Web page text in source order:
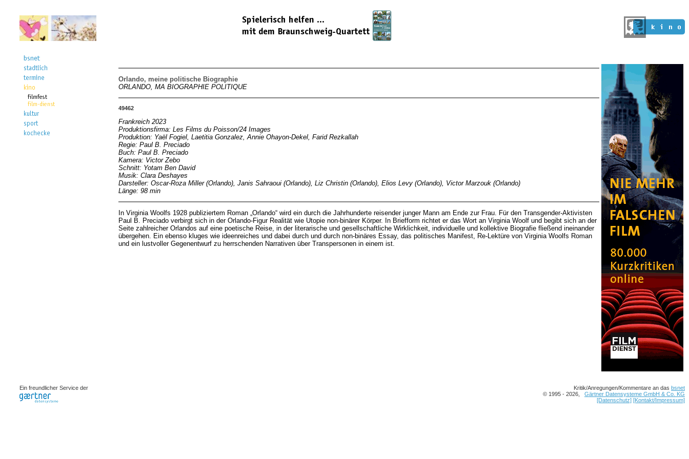
Orlando, meine politische Biographie
ORLANDO, MA BIOGRAPHIE POLITIQUE
49462
Frankreich 2023
Produktionsfirma: Les Films du Poisson/24 Images
Produktion: Yaël Fogiel, Laetitia Gonzalez, Annie Ohayon-Dekel, Farid Rezkallah
Regie: Paul B. Preciado
Buch: Paul B. Preciado
Kamera: Victor Zebo
Schnitt: Yotam Ben David
Musik: Clara Deshayes
Darsteller: Oscar-Roza Miller (Orlando), Janis Sahraoui (Orlando), Liz Christin (Orlando), Elios Levy (Orlando), Victor Marzouk (Orlando)
Länge: 98 min
In Virginia Woolfs 1928 publiziertem Roman „Orlando“ wird ein durch die Jahrhunderte reisender junger Mann am Ende zur Frau. Für den Transgender-Aktivisten
Paul B. Preciado verbirgt sich in der Orlando-Figur Realität wie Utopie non-binärer Körper. In Briefform richtet er das Wort an Virginia Woolf und begibt sich an der
Seite zahlreicher Orlandos auf eine poetische Reise, in der literarische und gesellschaftliche Wirklichkeit, individuelle und kollektive Biografie fließend ineinander
übergehen. Ein ebenso kluges wie ideenreiches und dabei durch und durch non-binäres Essay, das politisches Manifest, Re-Lektüre von Virginia Woolfs Roman
und ein lustvoller Gegenentwurf zu herrschenden Narrativen über Transpersonen in einem ist.
Ein freundlicher Service der Kritik/Anregungen/Kommentare an das bsnet
© 1995 - 2026, Gärtner Datensysteme GmbH & Co. KG
[Datenschutz] [Kontakt/Impressum]